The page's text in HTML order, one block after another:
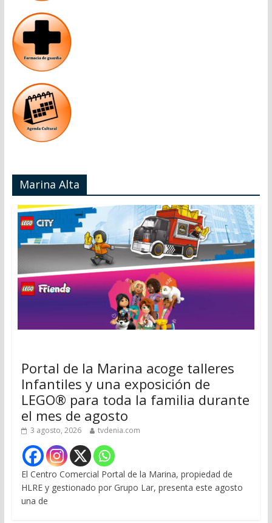
Marina Alta
Portal de la Marina acoge talleres
Infantiles y una exposición de
LEGO® para toda la familia durante
el mes de agosto
3 agosto, 2026 tvdenia.com
El Centro Comercial Portal de la Marina, propiedad de
HLRE y gestionado por Grupo Lar, presenta este agosto
una de